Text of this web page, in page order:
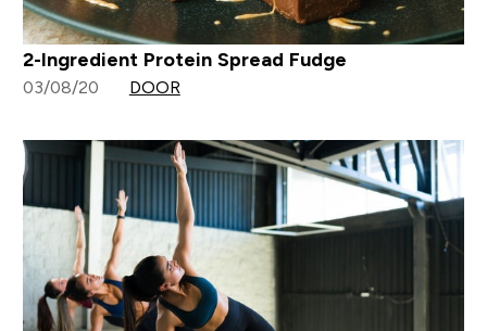
2-Ingredient Protein Spread Fudge
03/08/20 DOOR